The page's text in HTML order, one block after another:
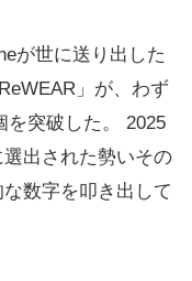
が世に送り出した
」が、わず
を突破した。 2025
出された勢いその
数字を叩き出して